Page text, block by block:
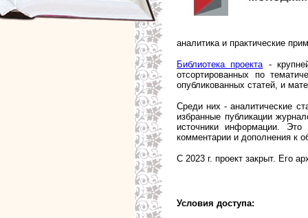
аналитика и практические
Библиотека проекта -
отсортированных по
опубликованных статей, и
Среди них - аналитические
избранные публикации
источники информации.
комментарии и дополнения к
С 2023 г. проект закрыт. Его
Условия доступа: